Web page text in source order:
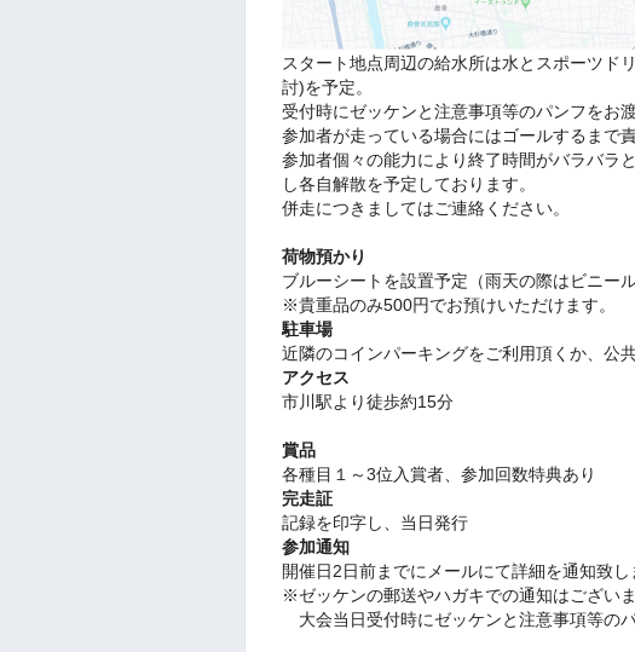
スタート地点周辺の給水所は水とスポーツドリ
討)を予定。
受付時にゼッケンと注意事項等のパンフをお
参加者が走っている場合にはゴールするまで
参加者個々の能力により終了時間がバラバラと
し各自解散を予定しております。
併走につきましてはご連絡ください。
荷物預かり
ブルーシートを設置予定（雨天の際はビニー
※貴重品のみ500円でお預けいただけます。
駐車場
近隣のコインパーキングをご利用頂くか、公
アクセス
市川駅より徒歩約15分
賞品
各種目１～3位入賞者、 参加回数特典あり
完走証
記録を印字し、当日発行
参加通知
開催日2日前までにメールにて詳細を通知致し
※ゼッケンの郵送やハガキでの通知はございま
大会当日受付時にゼッケンと注意事項等の